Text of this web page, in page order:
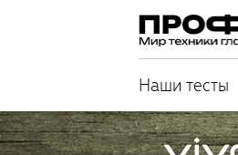
Наши тесты